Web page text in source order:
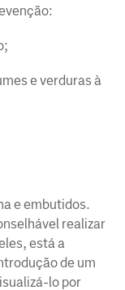
e verduras à
e embutidos.
realizar
está a
de um
lo por